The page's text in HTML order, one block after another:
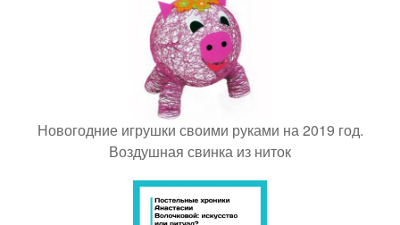
Новогодние игрушки своими руками на 2019 год.
Воздушная свинка из ниток